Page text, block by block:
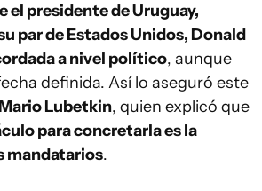
el presidente de Uruguay,
par de Estados Unidos, Donald
a nivel político, aunque
definida. Así lo aseguró este
Mario Lubetkin, quien explicó que
para concretarla es la
mandatarios.